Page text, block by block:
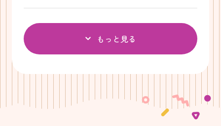
もっと見る